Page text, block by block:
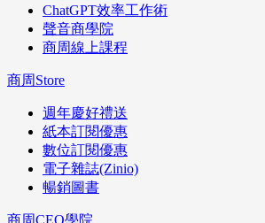
ChatGPT效率工作術
聲音商學院
商周線上課程
商周Store
週年慶好禮送
紙本訂閱優惠
數位訂閱優惠
電子雜誌(Zinio)
暢銷圖書
商周CEO學院